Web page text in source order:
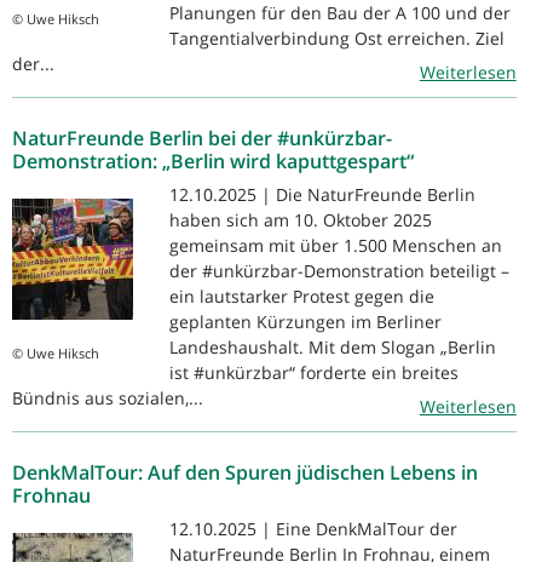
© Uwe Hiksch
Planungen für den Bau der A 100 und der
Tangentialverbindung Ost erreichen. Ziel
der...
Weiterlesen
NaturFreunde Berlin bei der #unkürzbar-
Demonstration: „Berlin wird kaputtgespart“
© Uwe Hiksch
12.10.2025 | Die NaturFreunde Berlin
haben sich am 10. Oktober 2025
gemeinsam mit über 1.500 Menschen an
der #unkürzbar-Demonstration beteiligt –
ein lautstarker Protest gegen die
geplanten Kürzungen im Berliner
Landeshaushalt. Mit dem Slogan „Berlin
ist #unkürzbar“ forderte ein breites
Bündnis aus sozialen,...
Weiterlesen
DenkMalTour: Auf den Spuren jüdischen Lebens in
Frohnau
12.10.2025 | Eine DenkMalTour der
NaturFreunde Berlin In Frohnau, einem